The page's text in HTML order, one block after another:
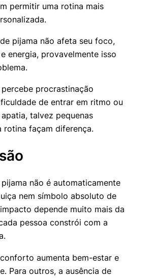
permitir uma rotina mais
pijama não afeta seu foco,
energia, provavelmente isso
procrastinação
de entrar em ritmo ou
talvez pequenas
rotina façam diferença.
não é automaticamente
nem símbolo absoluto de
depende muito mais da
pessoa constrói com a
aumenta bem-estar e
Para outros, a ausência de